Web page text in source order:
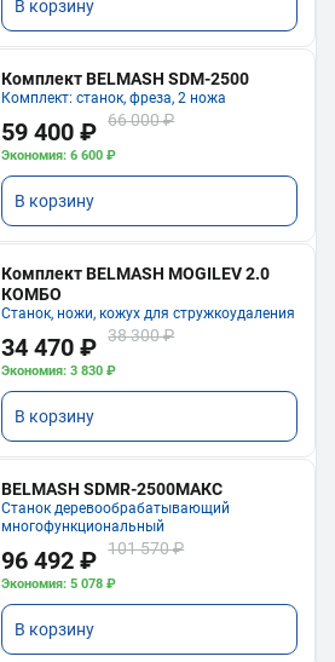
В корзину
Комплект BELMASH SDM-2500
Комплект: станок, фреза, 2 ножа
59 400 ₽ 66 000 ₽
Экономия: 6 600 ₽
В корзину
Комплект BELMASH MOGILEV 2.0
КОМБО
Станок, ножи, кожух для стружкоудаления
34 470 ₽ 38 300 ₽
Экономия: 3 830 ₽
В корзину
BELMASH SDMR-2500МАКС
Станок деревообрабатывающий
многофункциональный
96 492 ₽ 101 570 ₽
Экономия: 5 078 ₽
В корзину